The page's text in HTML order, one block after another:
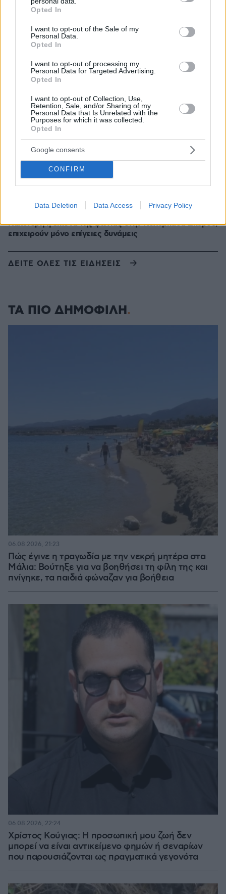
grant or deny consent to Google and its third-party tags to
use your data for below specified purposes in below Google
consent section.
Opted In
I want to opt-out of the Sale of my
Personal Data.
Opted In
I want to opt-out of processing my
Personal Data for Targeted Advertising.
Opted In
I want to opt-out of Collection, Use,
Retention, Sale, and/or Sharing of my
Personal Data that Is Unrelated with the
Purposes for which it was collected.
Opted In
Google consents
CONFIRM
Data Deletion Data Access Privacy Policy
γεννήσουν
Πώς θα βοηθήσετε τη γάτα σας να συνηθίσει το κλουβί
Κόπωση της Wall Street μετά τα ρεκόρ εν μέσω
αβεβαιότητας για το Ιράν, το πετρέλαιο και τη Fed
Στη ΓΑΔΑ κρατείται η 46χρονη που κατηγορείται για την
επίθεση στη Marfin, δείτε βίντεο και φωτογραφίες
πριν 45 λεπτά
3 ταξιδιωτικές συνήθειες της Gen Z που θα
διαμορφώσουν νέες τάσεις στον τουρισμό
πριν μία ώρα
Στο νοσοκομείο διακομίστηκε ναυτικός που
τραυματίστηκε κατά τη πρόσδεση πλοίου στο λιμάνι της
Καλύτερη η εικόνα της φωτιάς στην Κολυμπάδα Σκύρου,
επιχειρούν μόνο επίγειες δυνάμεις
ΔΕΙΤΕ ΟΛΕΣ ΤΙΣ ΕΙΔΗΣΕΙΣ
ΤΑ ΠΙΟ ΔΗΜΟΦΙΛΗ
Πώς έγινε η τραγωδία με την νεκρή μητέρα στα
Μάλια: Βούτηξε για να βοηθήσει τη φίλη της και
πνίγηκε, τα παιδιά φώναζαν για βοήθεια
06.08.2026, 21:23
Χρίστος Κούγιας: Η προσωπική μου ζωή δεν
μπορεί να είναι αντικείμενο φημών ή σεναρίων
που παρουσιάζονται ως πραγματικά γεγονότα
06.08.2026, 22:24